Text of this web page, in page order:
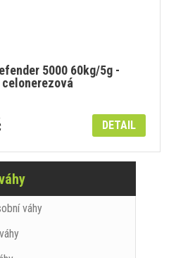
5000 60kg/5g -
celonerezová
DETAIL
váhy